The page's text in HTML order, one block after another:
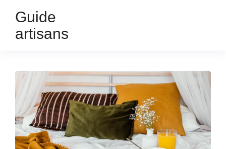
Guide
artisans